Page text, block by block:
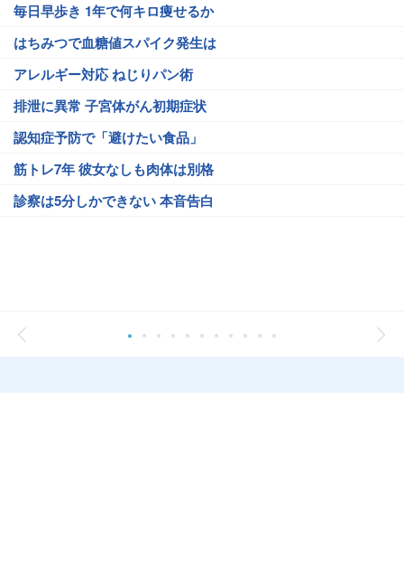
毎日早歩き 1年で何キロ痩せるか
はちみつで血糖値スパイク発生は
アレルギー対応 ねじりパン術
排泄に異常 子宮体がん初期症状
認知症予防で「避けたい食品」
筋トレ7年 彼女なしも肉体は別格
診察は5分しかできない 本音告白